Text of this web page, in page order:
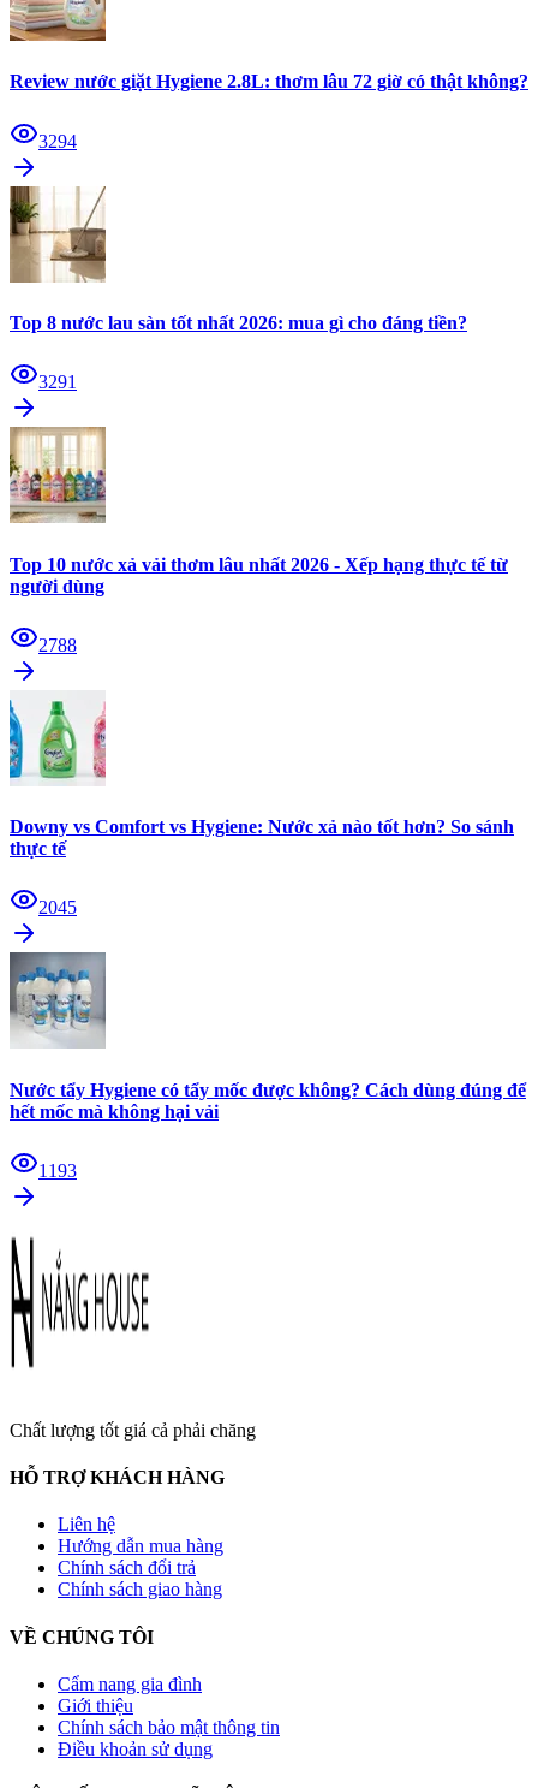
Review nước giặt Hygiene 2.8L: thơm lâu 72 giờ có thật không?
3294
Top 8 nước lau sàn tốt nhất 2026: mua gì cho đáng tiền?
3291
Top 10 nước xả vải thơm lâu nhất 2026 - Xếp hạng thực tế từ
người dùng
2788
Downy vs Comfort vs Hygiene: Nước xả nào tốt hơn? So sánh
thực tế
2045
Nước tẩy Hygiene có tẩy mốc được không? Cách dùng đúng để
hết mốc mà không hại vải
1193
Chất lượng tốt giá cả phải chăng
HỖ TRỢ KHÁCH HÀNG
Liên hệ
Hướng dẫn mua hàng
Chính sách đổi trả
Chính sách giao hàng
VỀ CHÚNG TÔI
Cẩm nang gia đình
Giới thiệu
Chính sách bảo mật thông tin
Điều khoản sử dụng